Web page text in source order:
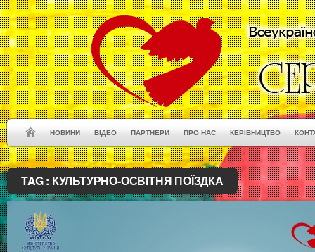
НОВИНИ ВІДЕО ПАРТНЕРИ ПРО НАС КЕРІВНИЦТВО
TAG : КУЛЬТУРНО-ОСВІТНЯ ПОЇЗДКА